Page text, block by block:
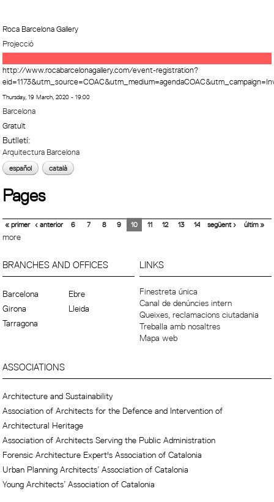
Roca Barcelona Gallery
Projecció
http://www.rocabarcelonagallery.com/event-registration?
Thursday, 19 March, 2020 - 19:00
Barcelona
Gratuït
Butlletí:
Arquitectura Barcelona
español català
Pages
« primer ‹ anterior 6 7 8 9 10 11 12 13 14 següent › últim »
more
BRANCHES AND OFFICES
Barcelona
Ebre
Girona
Lleida
Tarragona
LINKS
Finestreta única
Canal de denúncies intern
Queixes, reclamacions ciutadania
Treballa amb nosaltres
Mapa web
ASSOCIATIONS
Architecture and Sustainability
Association of Architects for the Defence and Intervention of
Architectural Heritage
Association of Architects Serving the Public Administration
Forensic Architecture Expert's Association of Catalonia
Urban Planning Architects’ Association of Catalonia
Young Architects’ Association of Catalonia